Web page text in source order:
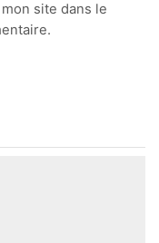
site dans le